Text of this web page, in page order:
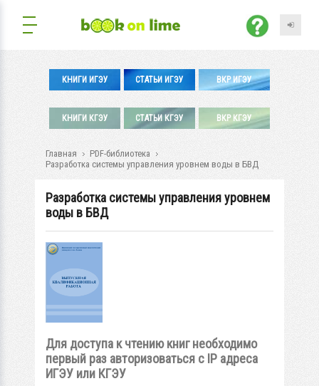
КНИГИ ИГЭУ СТАТЬИ ИГЭУ ВКР ИГЭУ
КНИГИ КГЭУ СТАТЬИ КГЭУ ВКР КГЭУ
Главная
PDF-библиотека
Разработка системы управления уровнем воды в БВД
Разработка системы управления уровнем
воды в БВД
Для доступа к чтению книг необходимо
первый раз авторизоваться с IP адреса
ИГЭУ или КГЭУ